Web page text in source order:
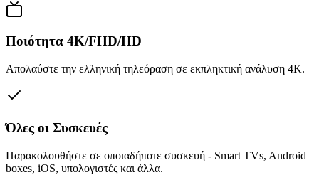
Ποιότητα 4K/FHD/HD
Απολαύστε την ελληνική τηλεόραση σε εκπληκτική ανάλυση 4K.
Όλες οι Συσκευές
Παρακολουθήστε σε οποιαδήποτε συσκευή - Smart TVs, Android
boxes, iOS, υπολογιστές και άλλα.